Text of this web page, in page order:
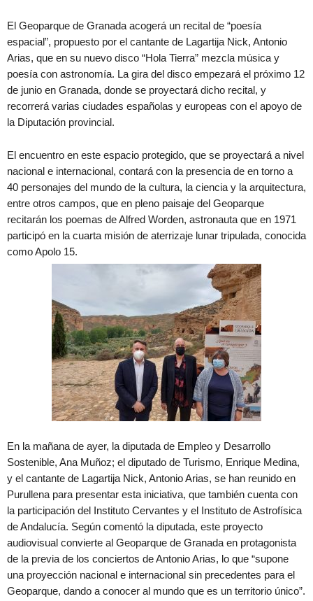
El Geoparque de Granada acogerá un recital de “poesía
espacial”, propuesto por el cantante de Lagartija Nick, Antonio
Arias, que en su nuevo disco “Hola Tierra” mezcla música y
poesía con astronomía. La gira del disco empezará el próximo 12
de junio en Granada, donde se proyectará dicho recital, y
recorrerá varias ciudades españolas y europeas con el apoyo de
la Diputación provincial.
El encuentro en este espacio protegido, que se proyectará a nivel
nacional e internacional, contará con la presencia de en torno a
40 personajes del mundo de la cultura, la ciencia y la arquitectura,
entre otros campos, que en pleno paisaje del Geoparque
recitarán los poemas de Alfred Worden, astronauta que en 1971
participó en la cuarta misión de aterrizaje lunar tripulada, conocida
como Apolo 15.
En la mañana de ayer, la diputada de Empleo y Desarrollo
Sostenible, Ana Muñoz; el diputado de Turismo, Enrique Medina,
y el cantante de Lagartija Nick, Antonio Arias, se han reunido en
Purullena para presentar esta iniciativa, que también cuenta con
la participación del Instituto Cervantes y el Instituto de Astrofísica
de Andalucía. Según comentó la diputada, este proyecto
audiovisual convierte al Geoparque de Granada en protagonista
de la previa de los conciertos de Antonio Arias, lo que “supone
una proyección nacional e internacional sin precedentes para el
Geoparque, dando a conocer al mundo que es un territorio único”.